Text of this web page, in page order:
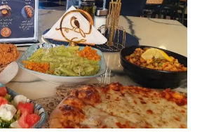
فريدة
للقهوة